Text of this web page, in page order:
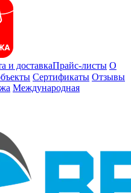
и доставкаПрайс-листы О
Сертификаты Отзывы
Международная